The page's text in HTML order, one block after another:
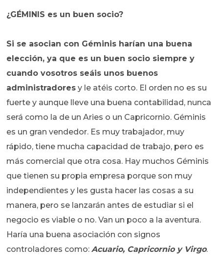
¿GÉMINIS es un buen socio?
Si se asocian con Géminis harían una buena
elección, ya que es un buen socio siempre y
cuando vosotros seáis unos buenos
administradores y le atéis corto. El orden no es su
fuerte y aunque lleve una buena contabilidad, nunca
será como la de un Aries o un Capricornio. Géminis
es un gran vendedor. Es muy trabajador, muy
rápido, tiene mucha capacidad de trabajo, pero es
más comercial que otra cosa. Hay muchos Géminis
que tienen su propia empresa porque son muy
independientes y les gusta hacer las cosas a su
manera, pero se lanzarán antes de estudiar si el
negocio es viable o no. Van un poco a la aventura.
Haría una buena asociación con signos
controladores como:Acuario, Capricornio y Virgo.